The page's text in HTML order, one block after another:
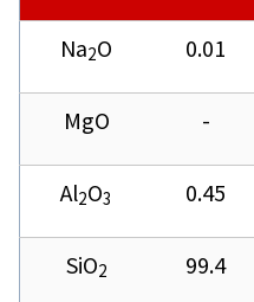
Na2O 0.01
MgO -
Al2O3 0.45
SiO2 99.4